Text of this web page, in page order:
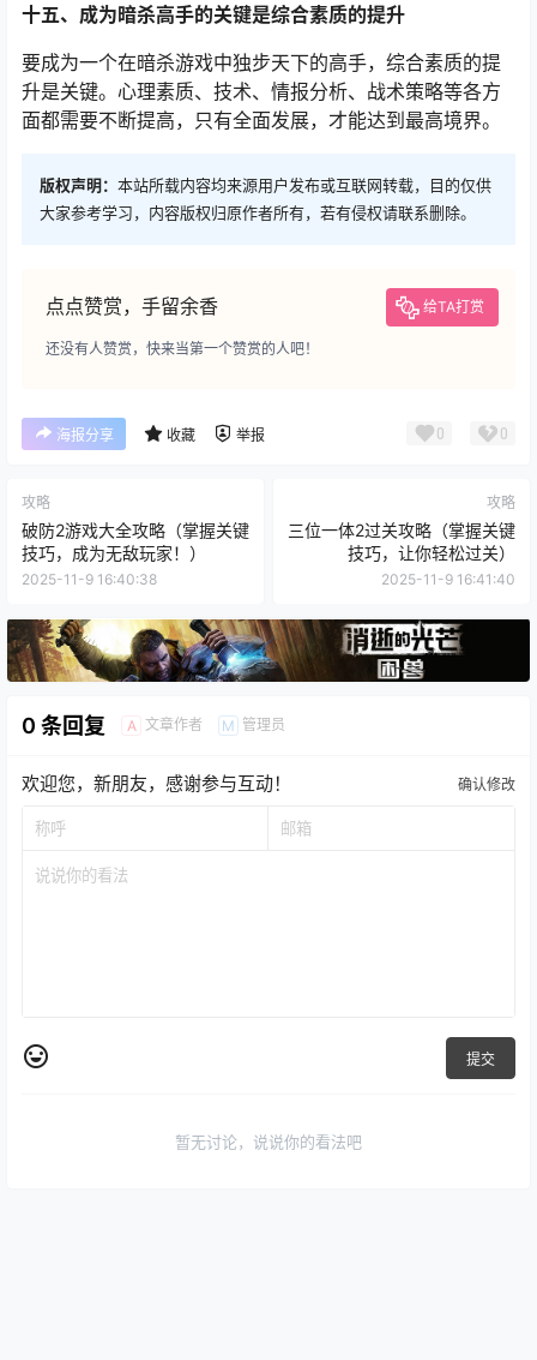
十五、成为暗杀高手的关键是综合素质的提升
要成为一个在暗杀游戏中独步天下的高手，综合素质的提
升是关键。心理素质、技术、情报分析、战术策略等各方
面都需要不断提高，只有全面发展，才能达到最高境界。
版权声明： 本站所载内容均来源用户发布或互联网转载，目的仅供
大家参考学习，内容版权归原作者所有，若有侵权请联系删除。
点点赞赏，手留余香 给TA打赏
还没有人赞赏，快来当第一个赞赏的人吧！
海报分享 收藏 举报 0 0
攻略
破防2游戏大全攻略（掌握关键
技巧，成为无敌玩家！）
2025-11-9 16:40:38
攻略
三位一体2过关攻略（掌握关键
技巧，让你轻松过关）
2025-11-9 16:41:40
0 条回复 A 文章作者 M 管理员
欢迎您，新朋友，感谢参与互动！ 确认修改
提交
暂无讨论，说说你的看法吧